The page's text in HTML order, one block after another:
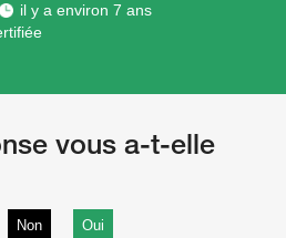
il y a environ 7 ans
vous a-t-elle
Non Oui